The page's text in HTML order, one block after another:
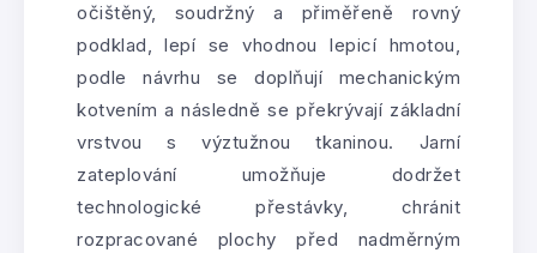
očištěný, soudržný a přiměřeně rovný
podklad, lepí se vhodnou lepicí hmotou,
podle návrhu se doplňují mechanickým
kotvením a následně se překrývají základní
vrstvou s výztužnou tkaninou. Jarní
zateplování umožňuje dodržet
technologické přestávky, chránit
rozpracované plochy před nadměrným